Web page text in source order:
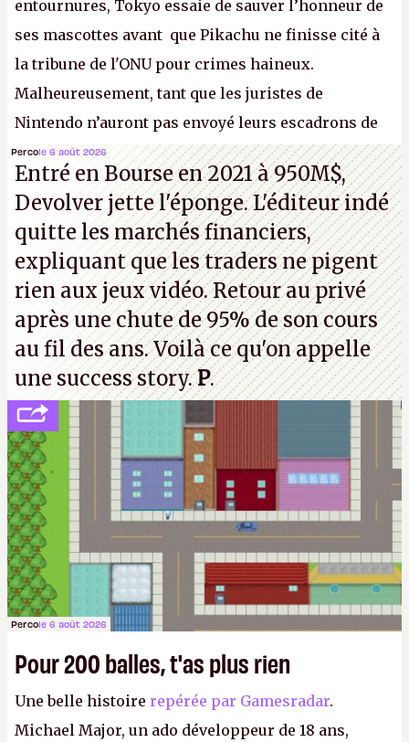
entournures, Tokyo essaie de sauver l’honneur de
ses mascottes avant que Pikachu ne finisse cité à
la tribune de l'ONU pour crimes haineux.
Malheureusement, tant que les juristes de
Nintendo n’auront pas envoyé leurs escadrons de
la mort judiciaires pour distribuer du copyright
strike à tour de bras, l'Oncle Sam continuera
d'étaler sa confiture intellectuelle sur vos
souvenirs d'enfance.P.
Percole 6 août 2026
Entré en Bourse en 2021 à 950M$,
Devolver jette l'éponge. L'éditeur indé
quitte les marchés financiers,
expliquant que les traders ne pigent
rien aux jeux vidéo. Retour au privé
après une chute de 95% de son cours
au fil des ans. Voilà ce qu'on appelle
une success story.P.
Percole 6 août 2026
Pour 200 balles, t'as plus rien
Une belle histoire repérée par Gamesradar.
Michael Major, un ado développeur de 18 ans,